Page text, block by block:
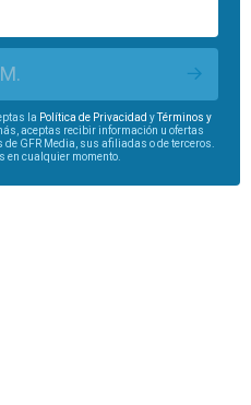
la Política de Privacidad yTérminos y
aceptas recibir información u ofertas
GFR Media, sus afiliadas o de terceros.
en cualquier momento.